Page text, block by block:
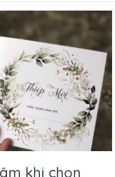
khi chọn